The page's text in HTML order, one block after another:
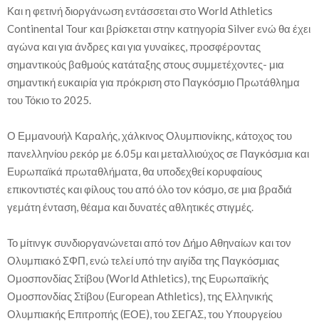
Και η φετινή διοργάνωση εντάσσεται στο World Athletics
Continental Tour και βρίσκεται στην κατηγορία Silver ενώ θα έχει
αγώνα και για άνδρες και για γυναίκες, προσφέροντας
σημαντικούς βαθμούς κατάταξης στους συμμετέχοντες- μια
σημαντική ευκαιρία για πρόκριση στο Παγκόσμιο Πρωτάθλημα
του Τόκιο το 2025.
Ο Εμμανουήλ Καραλής, χάλκινος Ολυμπιονίκης, κάτοχος του
πανελληνίου ρεκόρ με 6.05μ και μεταλλιούχος σε Παγκόσμια και
Ευρωπαϊκά πρωταθλήματα, θα υποδεχθεί κορυφαίους
επικοντιστές και φίλους του από όλο τον κόσμο, σε μια βραδιά
γεμάτη ένταση, θέαμα και δυνατές αθλητικές στιγμές.
Το μίτινγκ συνδιοργανώνεται από τον Δήμο Αθηναίων και τον
Ολυμπιακό ΣΦΠ, ενώ τελεί υπό την αιγίδα της Παγκόσμιας
Ομοσπονδίας Στίβου (World Athletics), της Ευρωπαϊκής
Ομοσπονδίας Στίβου (European Athletics), της Ελληνικής
Ολυμπιακής Επιτροπής (ΕΟΕ), του ΣΕΓΑΣ, του Υπουργείου